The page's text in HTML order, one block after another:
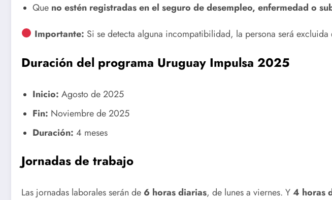
Que no estén registradas en el seguro de desempleo, enfermedad o
Importante: Si se detecta alguna incompatibilidad, la persona será
Duración del programa Uruguay Impulsa 2025
Inicio: Agosto de 2025
Fin: Noviembre de 2025
Duración: 4 meses
Jornadas de trabajo
Las jornadas laborales serán de 6 horas diarias, de lunes a viernes. Y4 horas